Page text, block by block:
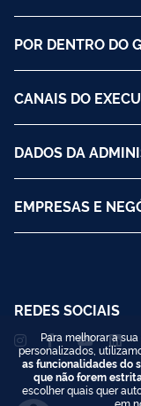
POR DENTRO DO
CANAIS DO
DADOS DA
EMPRESAS E
REDES SOCIAIS
Para melhorar a
personalizados,
as funcionalidades do
que não forem
escolher quais quer
em